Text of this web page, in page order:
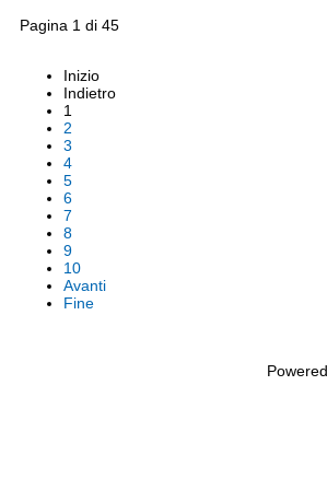
Pagina 1 di 45
Inizio
Indietro
1
2
3
4
5
6
7
8
9
10
Avanti
Fine